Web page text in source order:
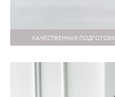
КАЧЕСТВЕННАЯ